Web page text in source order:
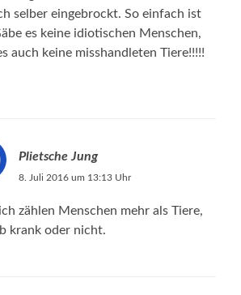
selber eingebrockt. So einfach ist
es keine idiotischen Menschen,
auch keine misshandleten Tiere!!!!!
Plietsche Jung
8. Juli 2016 um 13:13 Uhr
zählen Menschen mehr als Tiere,
krank oder nicht.